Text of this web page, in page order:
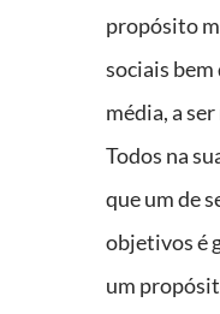
propósito
sociais
média, a
Todos na
que um de
objetivos é
um